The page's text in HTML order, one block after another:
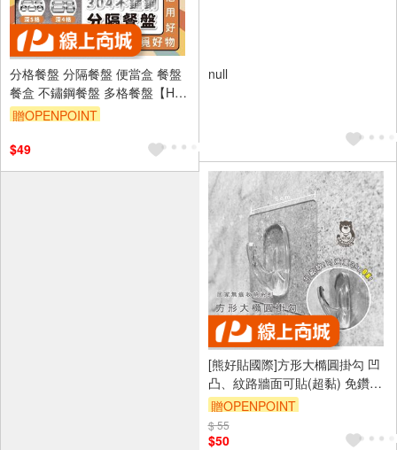
分格餐盤 分隔餐盤 便當盒 餐盤
餐盒 不鏽鋼餐盤 多格餐盤【Ho
覓好物】4格餐盤 分格托盤 不鏽
贈OPENPOINT
$49
null
[熊好貼國際]方形大橢圓掛勾 凹
凸、紋路牆面可貼(超黏) 免鑽免
釘 不殘膠 不傷磁磚 無痕掛勾掛
鉤 台灣製造熊好貼國際
贈OPENPOINT
$ 55
$50